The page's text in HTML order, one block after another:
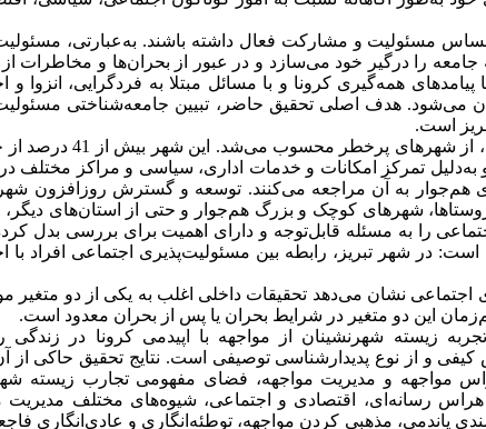
مسئولیت و مشارکت فعال داشته باشند. به‌عبارتی،
را درگیر خود می‌سازد و در عبور از بحران‌ها و مخاطرات
همه‌گیری کرونا و با مسائل مبتلا به فردگرایی، انزوا
می‌شود. هدف اصلی تحقیق حاضر، تبیین جامعه‌شناختی
است.
تبریز یکی از کلان‌شهرهایی است که در دوران شیوع همه‌گیری کووید-19، از
است و به‌دلیل تمرکز امکانات و خدمات اداری، سیاسی و مراکز مختلف
هم‌جوار به آن مراجعه می‌کنند. توسعه و گسترش روزافزون شهر
شهرهای کوچک و بزرگ هم‌جوار و حتی از استان‌های
را به مسئله قابل‌توجه و دارای اهمیت برای بررسی بدل
در شهر تبریز، رابطه بین مسئولیت‌پذیری اجتماعی افراد
نشان می‌دهد تحقیقات داخلی اغلب به یکی از دو متغیر
این دو متغیر در شرایط بحران یا پس از بحران معدود است.
زیسته شهرنشینان از مواجهه با اپیدمی کرونا در زندگی
و از نوع پدیدارشناسی توصیفی است. نتایج تحقیق حاکی از
مواجهه و مدیریت مواجهه، فضای مفهومی تجارب زیسته
هراس رسانه‌ای، اقتصادی و اجتماعی، شیوه‌های مختلف مدیریت
پاندمی، مذهبی کردن مواجهه، توطئه‌انگاری و عادی‌انگاری